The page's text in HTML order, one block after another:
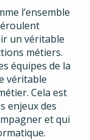
l’ensemble
un véritable
métiers.
équipes de la
véritable
Cela est
enjeux des
et qui